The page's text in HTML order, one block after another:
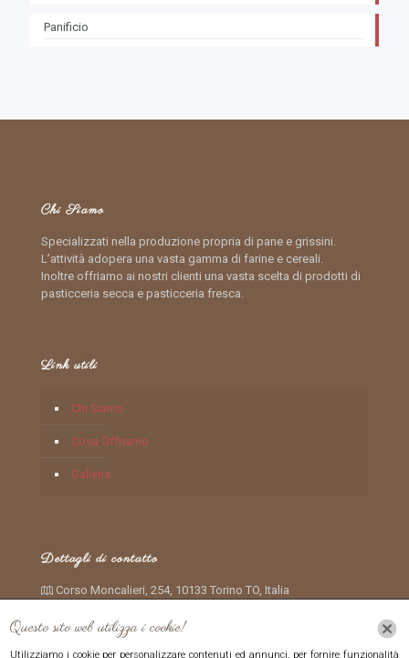
Panificio
Chi Siamo
Specializzati nella produzione propria di pane e grissini.
L’attività adopera una vasta gamma di farine e cereali.
Inoltre offriamo ai nostri clienti una vasta scelta di prodotti di
pasticceria secca e pasticceria fresca.
Link utili
Chi Siamo
Cosa Offriamo
Galleria
Dettagli di contatto
Corso Moncalieri, 254, 10133 Torino TO, Italia
+390116612265
ilchiccodigrano2007@iol.it
Questo sito web utilizza i cookie!
Utilizziamo i cookie per personalizzare contenuti ed annunci, per fornire funzionalità